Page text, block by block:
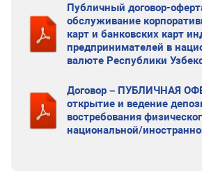
Публичный договор-
обслуживание
карт и банковских карт
предпринимателей в
валюте Республики
Договор – ПУБЛИЧНАЯ
открытие и ведение
востребования
национальной/